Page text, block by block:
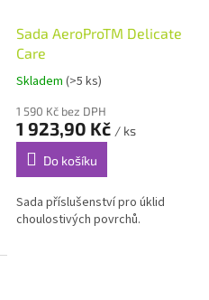
Sada AeroProTM Delicate
Care
Skladem (>5 ks)
1 590 Kč bez DPH
1 923,90 Kč / ks
Do košíku
Sada příslušenství pro úklid
choulostivých povrchů.